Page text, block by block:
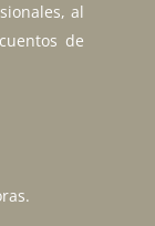
al
de